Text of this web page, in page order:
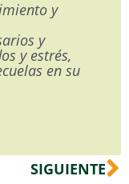
y
y
y estrés,
en su
SIGUIENTE